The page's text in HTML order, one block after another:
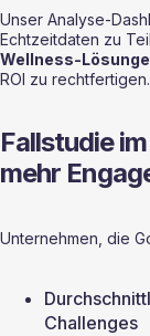
Unser Analyse-
Echtzeitdaten zu
Wellness-
ROI zu rechtfertigen.
Fallstudie
mehr
Unternehmen, die
Challenges